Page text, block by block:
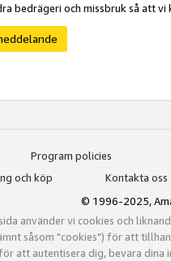
bedrägeri och missbruk så att
Program policies
och köp
Kontakta oss
© 1996-2025,
använder vi cookies och
såsom "cookies") för att
att autentisera dig, bevara dina